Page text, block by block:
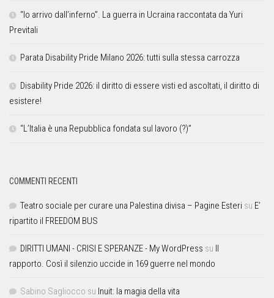
“Io arrivo dall’inferno”. La guerra in Ucraina raccontata da Yuri
Previtali
Parata Disability Pride Milano 2026: tutti sulla stessa carrozza
Disability Pride 2026: il diritto di essere visti ed ascoltati, il diritto di
esistere!
“L’Italia è una Repubblica fondata sul lavoro (?)”
COMMENTI RECENTI
Teatro sociale per curare una Palestina divisa – Pagine Esteri su E’
ripartito il FREEDOM BUS
DIRITTI UMANI - CRISI E SPERANZE - My WordPress su Il
rapporto. Così il silenzio uccide in 169 guerre nel mondo
Sabino Sagliocco su Inuit: la magia della vita